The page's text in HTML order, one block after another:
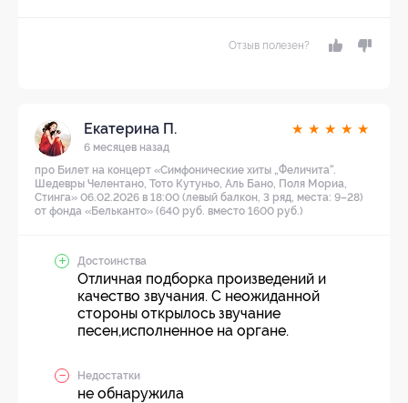
Отзыв полезен?
Екатерина П.
6 месяцев назад
★ ★ ★ ★ ★
про Билет на концерт «Симфонические хиты „Феличита“.
Шедевры Челентано, Тото Кутуньо, Аль Бано, Поля Мориа,
Стинга» 06.02.2026 в 18:00 (левый балкон, 3 ряд, места: 9–28)
от фонда «Бельканто» (640 руб. вместо 1600 руб.)
Достоинства
Отличная подборка произведений и
качество звучания. С неожиданной
стороны открылось звучание
песен,исполненное на органе.
Недостатки
не обнаружила